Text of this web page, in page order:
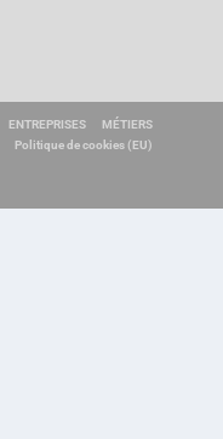
ENTREPRISES
MÉTIERS
Politique de cookies (EU)